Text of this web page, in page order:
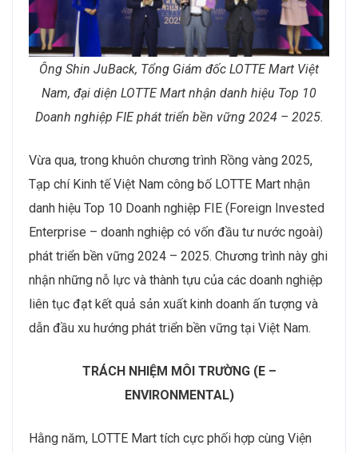
Ông Shin JuBack, Tổng Giám đốc LOTTE Mart Việt
Nam, đại diện LOTTE Mart nhận danh hiệu Top 10
Doanh nghiệp FIE phát triển bền vững 2024 – 2025.
Vừa qua, trong khuôn chương trình Rồng vàng 2025,
Tạp chí Kinh tế Việt Nam công bố LOTTE Mart nhận
danh hiệu Top 10 Doanh nghiệp FIE (Foreign Invested
Enterprise – doanh nghiệp có vốn đầu tư nước ngoài)
phát triển bền vững 2024 – 2025. Chương trình này ghi
nhận những nỗ lực và thành tựu của các doanh nghiệp
liên tục đạt kết quả sản xuất kinh doanh ấn tượng và
dẫn đầu xu hướng phát triển bền vững tại Việt Nam.
TRÁCH NHIỆM MÔI TRƯỜNG (E –
ENVIRONMENTAL)
Hằng năm, LOTTE Mart tích cực phối hợp cùng Viện